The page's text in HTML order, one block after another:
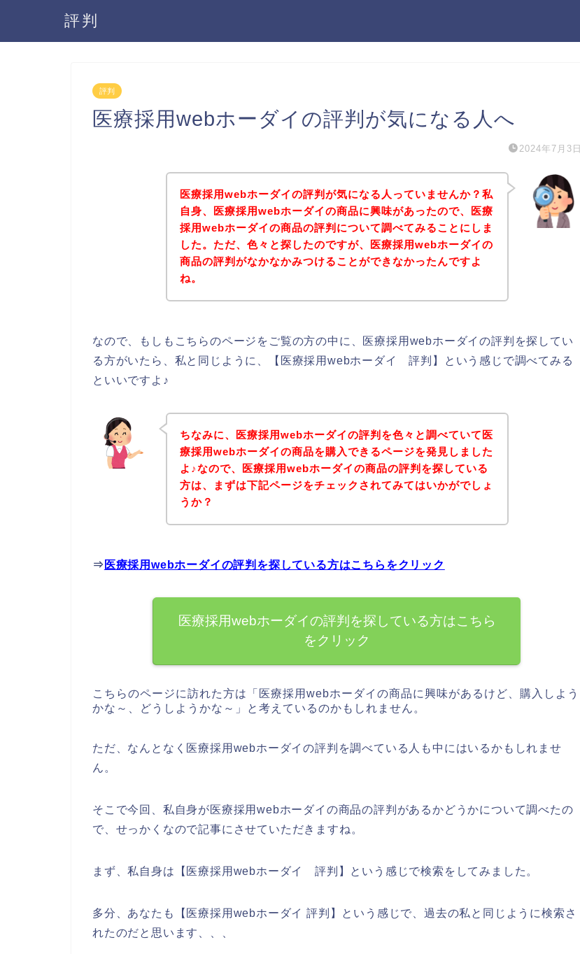
評判
評判
医療採用webホーダイの評判が気になる人へ
2024年7月3日
医療採用webホーダイの評判が気になる人っていませんか？私
自身、医療採用webホーダイの商品に興味があったので、医療
採用webホーダイの商品の評判について調べてみることにしま
した。ただ、色々と探したのですが、医療採用webホーダイの
商品の評判がなかなかみつけることができなかったんですよ
ね。
なので、もしもこちらのページをご覧の方の中に、医療採用webホーダイの評判を探してい
る方がいたら、私と同じように、【医療採用webホーダイ 評判】という感じで調べてみる
といいですよ♪
ちなみに、医療採用webホーダイの評判を色々と調べていて医
療採用webホーダイの商品を購入できるページを発見しました
よ♪なので、医療採用webホーダイの商品の評判を探している
方は、まずは下記ページをチェックされてみてはいかがでしょ
うか？
⇒ 医療採用webホーダイの評判を探している方はこちらをクリック
医療採用webホーダイの評判を探している方はこちら
をクリック
こちらのページに訪れた方は「医療採用webホーダイの商品に興味があるけど、購入しよう
かな～、どうしようかな～」と考えているのかもしれません。
ただ、なんとなく医療採用webホーダイの評判を調べている人も中にはいるかもしれませ
ん。
そこで今回、私自身が医療採用webホーダイの商品の評判があるかどうかについて調べたの
で、せっかくなので記事にさせていただきますね。
まず、私自身は【医療採用webホーダイ 評判】という感じで検索をしてみました。
多分、あなたも【医療採用webホーダイ 評判】という感じで、過去の私と同じように検索さ
れたのだと思います、、、